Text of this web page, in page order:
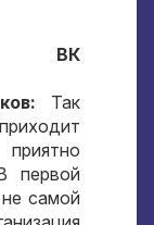
ВК
:
Так
первой
самой